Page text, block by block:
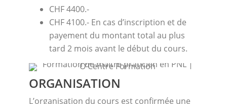
CHF 4400.-
CHF 4100.- En cas d’inscription et de
payement du montant total au plus
tard 2 mois avant le début du cours.
ORGANISATION
L’organisation du cours est confirmée une